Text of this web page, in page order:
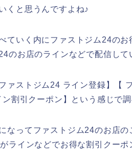
くと思うんですよね♪
ていく内にファストジム24の
のお店のラインなどで配信して
ァストジム24 ライン登録】【
割引クーポン】という感じで
なってファストジム24のお店
ラインなどでお得な割引クー